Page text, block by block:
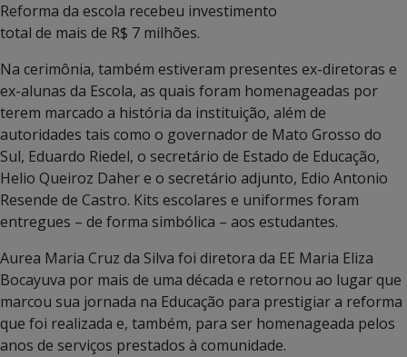
Reforma da escola recebeu investimento
total de mais de R$ 7 milhões.
Na cerimônia, também estiveram presentes ex-diretoras e
ex-alunas da Escola, as quais foram homenageadas por
terem marcado a história da instituição, além de
autoridades tais como o governador de Mato Grosso do
Sul, Eduardo Riedel, o secretário de Estado de Educação,
Helio Queiroz Daher e o secretário adjunto, Edio Antonio
Resende de Castro. Kits escolares e uniformes foram
entregues – de forma simbólica – aos estudantes.
Aurea Maria Cruz da Silva foi diretora da EE Maria Eliza
Bocayuva por mais de uma década e retornou ao lugar que
marcou sua jornada na Educação para prestigiar a reforma
que foi realizada e, também, para ser homenageada pelos
anos de serviços prestados à comunidade.